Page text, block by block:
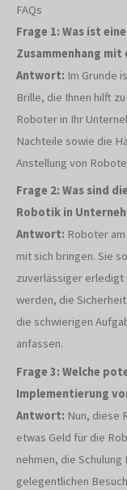
FAQs
Frage 1: Was ist
Zusammenhang
Antwort: Im Grunde
Brille, die Ihnen hilft
Roboter in Ihr
Nachteile sowie die
Anstellung von
Frage 2: Was sind
Robotik in
Antwort: Roboter
mit sich bringen. Sie
zuverlässiger erledigt
werden, die
die schwierigen
anfassen.
Frage 3: Welche
Implementierung
Antwort: Nun, diese
etwas Geld für die
nehmen, die
gelegentlichen